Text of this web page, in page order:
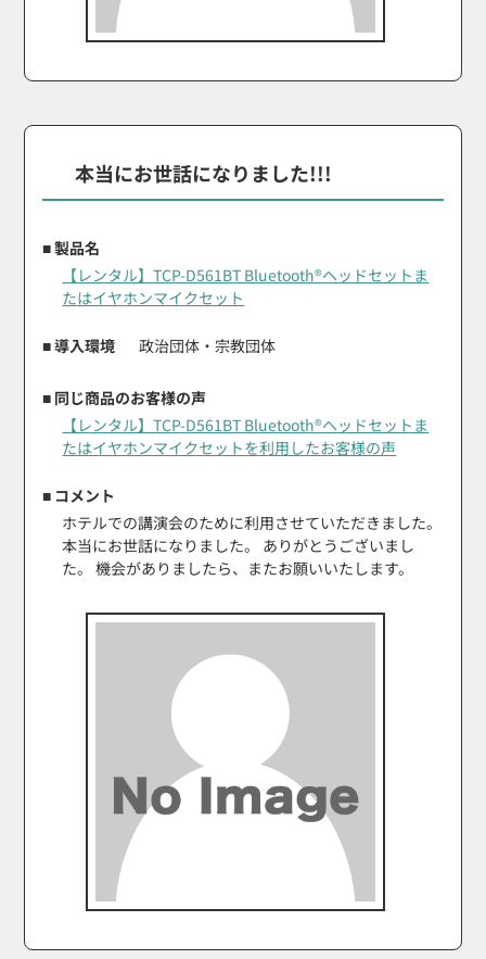
本当にお世話になりました!!!
■ 製品名
【レンタル】TCP-D561BT Bluetooth®ヘッドセットま
たはイヤホンマイクセット
■ 導入環境 政治団体・宗教団体
■ 同じ商品のお客様の声
【レンタル】TCP-D561BT Bluetooth®ヘッドセットま
たはイヤホンマイクセットを利用したお客様の声
■ コメント
ホテルでの講演会のために利用させていただきました。
本当にお世話になりました。 ありがとうございまし
た。 機会がありましたら、またお願いいたします。